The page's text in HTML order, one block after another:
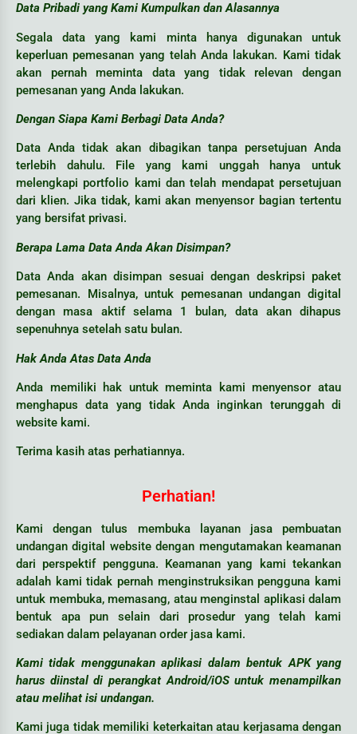
Data Pribadi yang Kami Kumpulkan dan Alasannya
Segala data yang kami minta hanya digunakan untuk
keperluan pemesanan yang telah Anda lakukan. Kami tidak
akan pernah meminta data yang tidak relevan dengan
pemesanan yang Anda lakukan.
Dengan Siapa Kami Berbagi Data Anda?
Data Anda tidak akan dibagikan tanpa persetujuan Anda
terlebih dahulu. File yang kami unggah hanya untuk
melengkapi portfolio kami dan telah mendapat persetujuan
dari klien. Jika tidak, kami akan menyensor bagian tertentu
yang bersifat privasi.
Berapa Lama Data Anda Akan Disimpan?
Data Anda akan disimpan sesuai dengan deskripsi paket
pemesanan. Misalnya, untuk pemesanan undangan digital
dengan masa aktif selama 1 bulan, data akan dihapus
sepenuhnya setelah satu bulan.
Hak Anda Atas Data Anda
Anda memiliki hak untuk meminta kami menyensor atau
menghapus data yang tidak Anda inginkan terunggah di
website kami.
Terima kasih atas perhatiannya.
Perhatian!
Kami dengan tulus membuka layanan jasa pembuatan
undangan digital website dengan mengutamakan keamanan
dari perspektif pengguna. Keamanan yang kami tekankan
adalah kami tidak pernah menginstruksikan pengguna kami
untuk membuka, memasang, atau menginstal aplikasi dalam
bentuk apa pun selain dari prosedur yang telah kami
sediakan dalam pelayanan order jasa kami.
Kami tidak menggunakan aplikasi dalam bentuk APK yang
harus diinstal di perangkat Android/iOS untuk menampilkan
atau melihat isi undangan.
Kami juga tidak memiliki keterkaitan atau kerjasama dengan